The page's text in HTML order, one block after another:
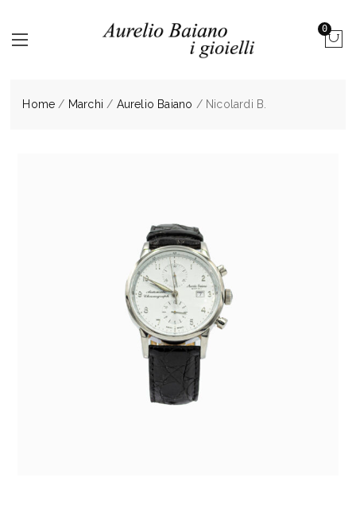
0
Home / Marchi / Aurelio Baiano / Nicolardi B.